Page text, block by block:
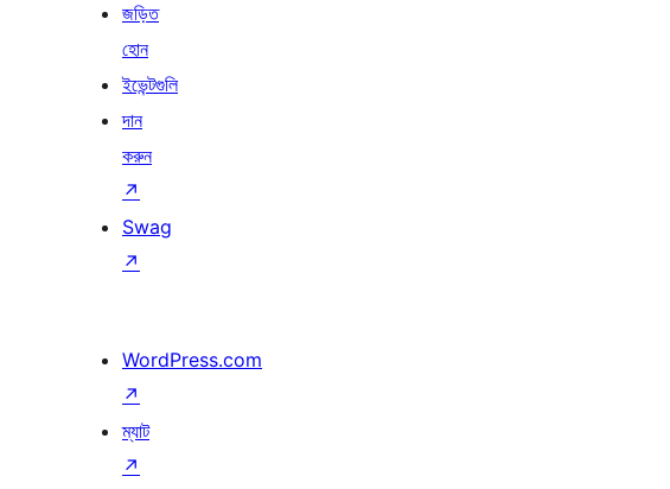
জড়িত
হোন
ইভেন্টগুলি
দান
করুন
↗
Swag
↗
WordPress.com
↗
ম্যাট
↗